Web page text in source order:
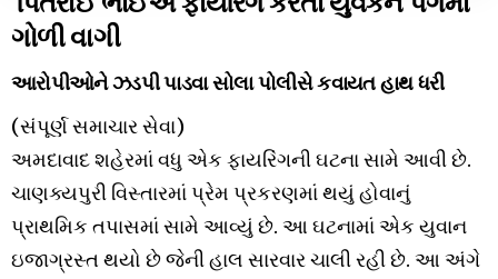
ગોળી વાગી
આરોપીઓને ઝડપી પાડવા સોલા પોલીસે કવાયત હાથ ધરી
(સંપૂર્ણ સમાચાર સેવા)
અમદાવાદ શહેરમાં વધુ એક ફાયરિંગની ઘટના સામે આવી છે.
ચાણક્યપુરી વિસ્તારમાં પ્રેમ પ્રકરણમાં થયું હોવાનું
પ્રાથમિક તપાસમાં સામે આવ્યું છે. આ ઘટનામાં એક યુવાન
ઇજાગ્રસ્ત થયો છે જેની હાલ સારવાર ચાલી રહી છે. આ અંગે